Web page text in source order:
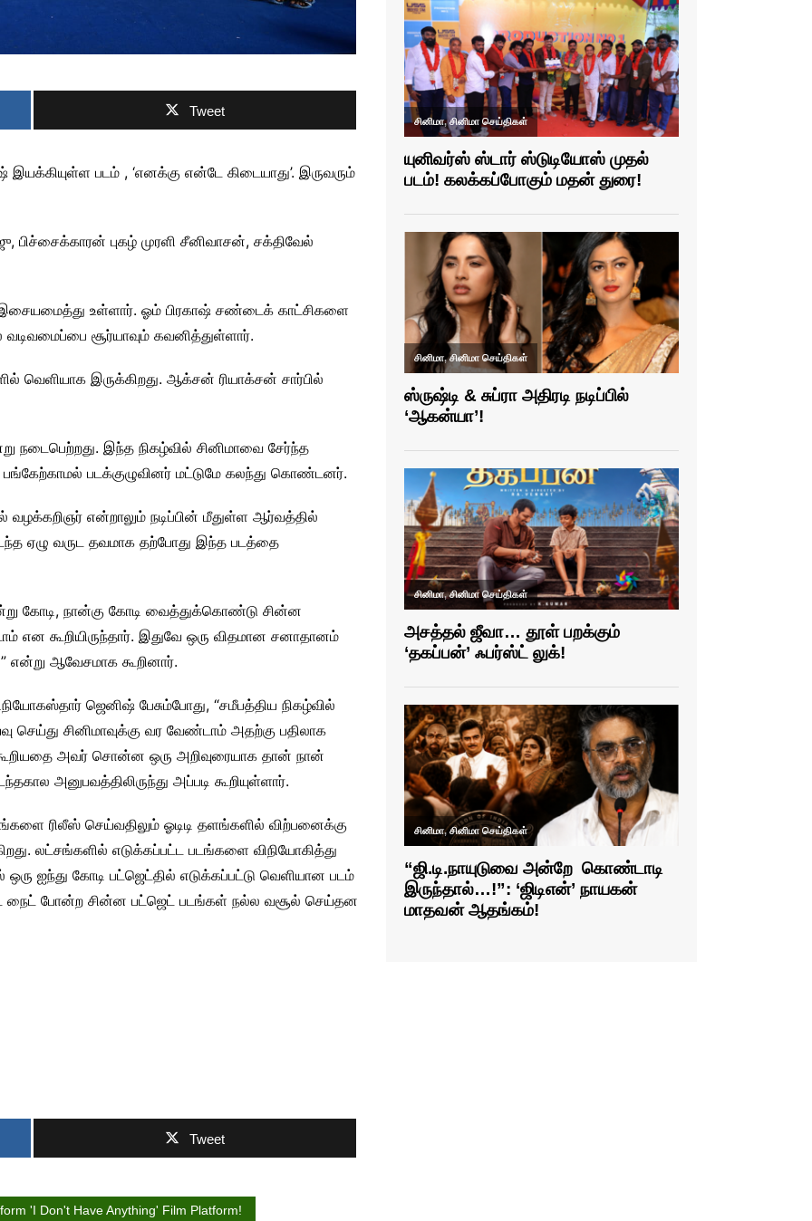
Tweet
இயக்கியுள்ள படம் , ‘எனக்கு என்டே கிடையாது’. இருவரும்
பிச்சைக்காரன் புகழ் முரளி சீனிவாசன், சக்திவேல்
உள்ளார். ஓம் பிரகாஷ் சண்டைக் காட்சிகளை
சூர்யாவும் கவனித்துள்ளார்.
வெளியாக இருக்கிறது. ஆக்சன் ரியாக்சன் சார்பில்
நடைபெற்றது. இந்த நிகழ்வில் சினிமாவை சேர்ந்த
பங்கேற்காமல் படக்குழுவினர் மட்டுமே கலந்து கொண்டனர்.
வழக்கறிஞர் என்றாலும் நடிப்பின் மீதுள்ள ஆர்வத்தில்
ஏழு வருட தவமாக தற்போது இந்த படத்தை
கோடி, நான்கு கோடி வைத்துக்கொண்டு சின்ன
என கூறியிருந்தார். இதுவே ஒரு விதமான சனாதானம்
என்று ஆவேசமாக கூறினார்.
ஜெனிஷ் பேசும்போது, “சமீபத்திய நிகழ்வில்
செய்து சினிமாவுக்கு வர வேண்டாம் அதற்கு பதிலாக
அவர் சொன்ன ஒரு அறிவுரையாக தான் நான்
அனுபவத்திலிருந்து அப்படி கூறியுள்ளார்.
ரிலீஸ் செய்வதிலும் ஓடிடி தளங்களில் விற்பனைக்கு
லட்சங்களில் எடுக்கப்பட்ட படங்களை விநியோகித்து
ஐந்து கோடி பட்ஜெட்தில் எடுக்கப்பட்டு வெளியான படம்
நைட் போன்ற சின்ன பட்ஜெட் படங்கள் நல்ல வசூல் செய்தன
Tweet
'I Don't Have Anything' Film Platform!